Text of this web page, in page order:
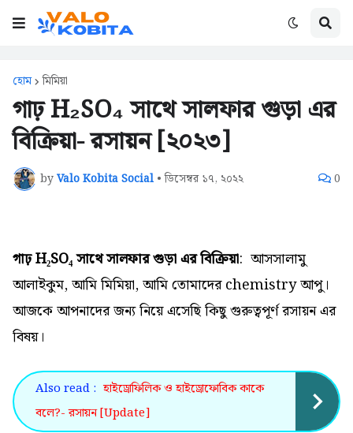
হোম মিমিয়া
গাঢ় H₂SO₄ সাথে সালফার গুড়া এর
বিক্রিয়া- রসায়ন [২০২৩]
byValo Kobita Social • ডিসেম্বর ১৭, ২০২২ 0
গাঢ় H₂SO₄ সাথে সালফার গুড়া এর বিক্রিয়া: আসসালামু
আলাইকুম,আমি মিমিয়া, আমি তোমাদের chemistry আপু।
আজকে আপনাদের জন্য নিয়ে এসেছি কিছু গুরুত্বপূর্ণ রসায়ন এর
বিষয়।
Also read : হাইড্রোফিলিক ও হাইড্রোফোবিক কাকে
বলে?- রসায়ন [Update]